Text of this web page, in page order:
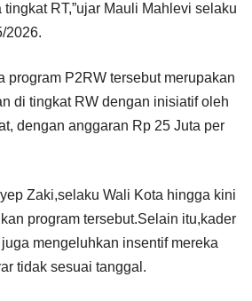
RT,”ujar Mauli Mahlevi selaku
2026.
program P2RW tersebut merupakan
di tingkat RW dengan inisiatif oleh
dengan anggaran Rp 25 Juta per
Zaki,selaku Wali Kota hingga kini
program tersebut.Selain itu,kader
mengeluhkan insentif mereka
tidak sesuai tanggal.